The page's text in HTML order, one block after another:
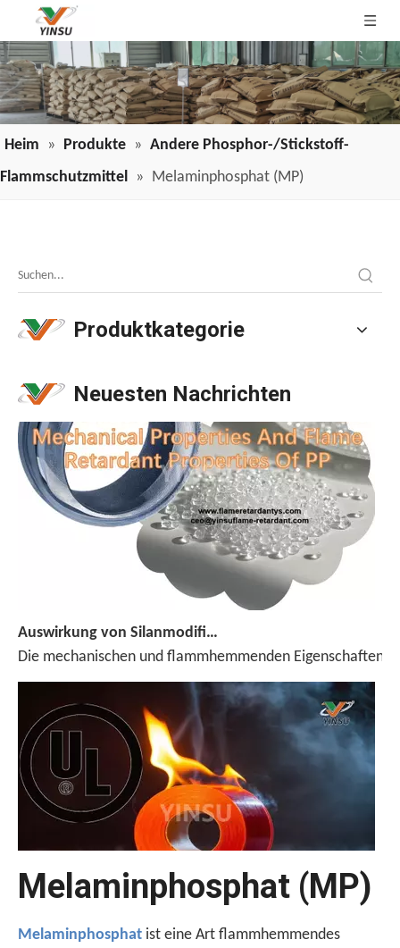
Heim » Produkte » Andere Phosphor-/Stickstoff-
Flammschutzmittel » Melaminphosphat (MP)
Produktkategorie
Neuesten Nachrichten
Die mechanischen und flammhemmenden Eigenschaften
Melaminphosphat (MP)
Melaminphosphat ist eine Art flammhemmendes